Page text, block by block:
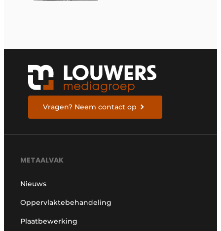
Vragen? Neem contact op
METAALVAK
Nieuws
Oppervlaktebehandeling
Plaatbewerking